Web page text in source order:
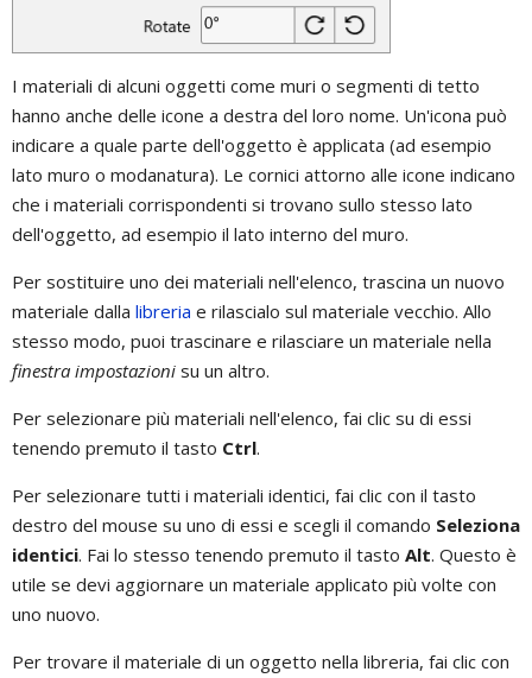
I materiali di alcuni oggetti come muri o segmenti di tetto
hanno anche delle icone a destra del loro nome. Un'icona può
indicare a quale parte dell'oggetto è applicata (ad esempio
lato muro o modanatura). Le cornici attorno alle icone indicano
che i materiali corrispondenti si trovano sullo stesso lato
dell'oggetto, ad esempio il lato interno del muro.
Per sostituire uno dei materiali nell'elenco, trascina un nuovo
materiale dalla libreria e rilascialo sul materiale vecchio. Allo
stesso modo, puoi trascinare e rilasciare un materiale nella
finestra impostazioni su un altro.
Per selezionare più materiali nell'elenco, fai clic su di essi
tenendo premuto il tasto Ctrl.
Per selezionare tutti i materiali identici, fai clic con il tasto
destro del mouse su uno di essi e scegli il comando Seleziona
identici. Fai lo stesso tenendo premuto il tasto Alt. Questo è
utile se devi aggiornare un materiale applicato più volte con
uno nuovo.
Per trovare il materiale di un oggetto nella libreria, fai clic con